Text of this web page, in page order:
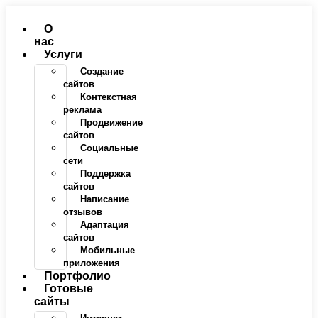
содержимому
О
нас
Услуги
Создание
сайтов
Контекстная
реклама
Продвижение
сайтов
Социальные
сети
Поддержка
сайтов
Написание
отзывов
Адаптация
сайтов
Мобильные
приложения
Портфолио
Готовые
сайты